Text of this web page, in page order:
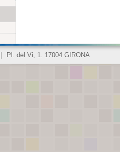
Pl. del Vi, 1. 17004 GIRONA